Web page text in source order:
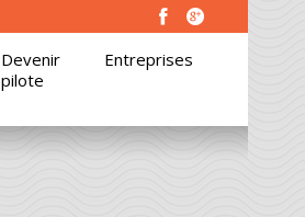
Devenir
pilote
Entreprises